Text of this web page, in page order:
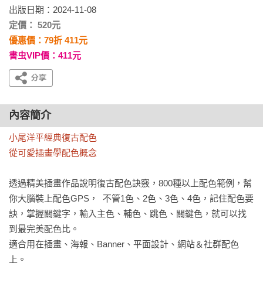
出版日期：2024-11-08
定價： 520元
優惠價：79折 411元
書虫VIP價：411元
內容簡介
小尾洋平經典復古配色
從可愛插畫學配色概念
透過精美插畫作品說明復古配色訣竅，800種以上配色範例，幫
你大腦裝上配色GPS，  不管1色、2色、3色、4色，記住配色要
訣，掌握關鍵字，輸入主色、輔色、跳色、關鍵色，就可以找
到最完美配色比。
適合用在插畫、海報、Banner、平面設計、網站＆社群配色
上。